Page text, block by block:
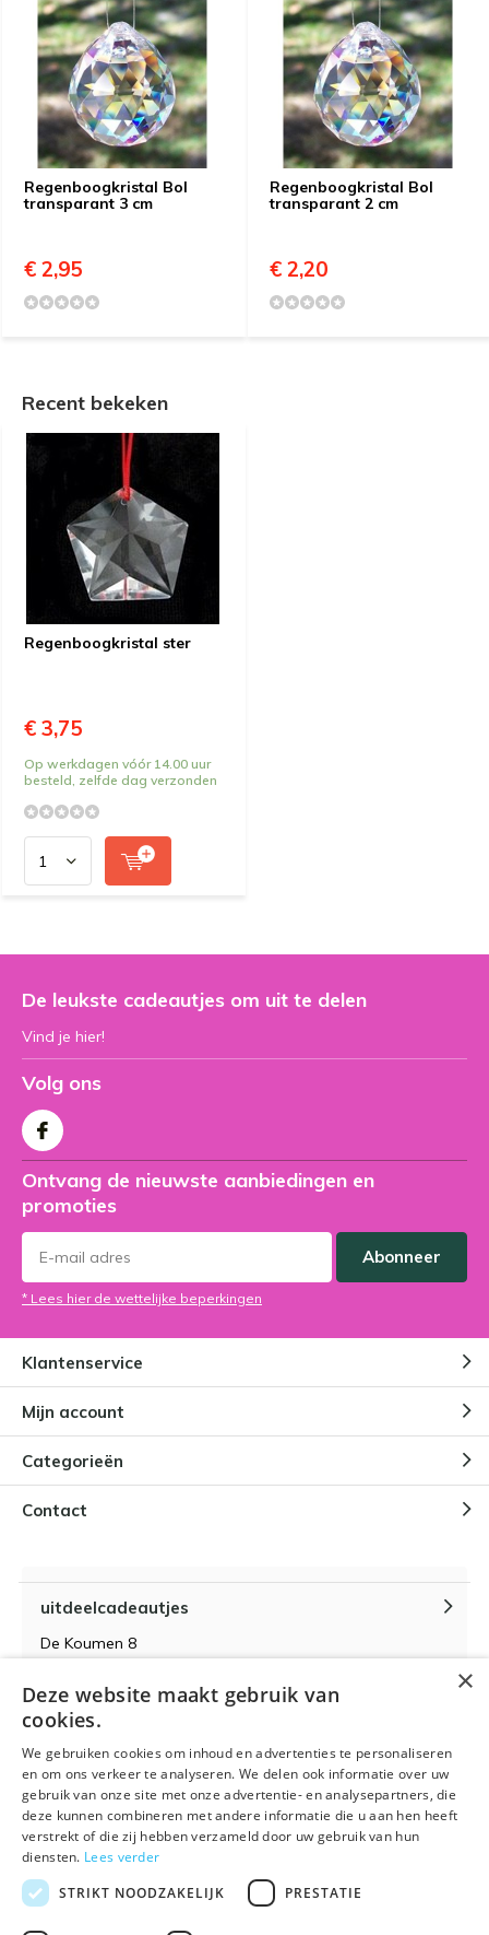
Regenboogkristal Bol
transparant 3 cm
€ 2,95
Regenboogkristal Bol
transparant 2 cm
€ 2,20
Recent bekeken
Regenboogkristal ster
€ 3,75
Op werkdagen vóór 14.00 uur
besteld, zelfde dag verzonden
De leukste cadeautjes om uit te delen
Vind je hier!
Volg ons
Ontvang de nieuwste aanbiedingen en
promoties
Abonneer
* Lees hier de wettelijke beperkingen
Klantenservice
Mijn account
Categorieën
Contact
uitdeelcadeautjes
De Koumen 8
KvK-nummer 14087571
BTW-nummer NL 815399145 B01
Algemene voorwaarden RSS-feed
×
Deze website maakt gebruik van
cookies.
We gebruiken cookies om inhoud en advertenties te personaliseren
en om ons verkeer te analyseren. We delen ook informatie over uw
gebruik van onze site met onze advertentie- en analysepartners, die
deze kunnen combineren met andere informatie die u aan hen heeft
verstrekt of die zij hebben verzameld door uw gebruik van hun
diensten. Lees verder
STRIKT NOODZAKELIJK
PRESTATIE